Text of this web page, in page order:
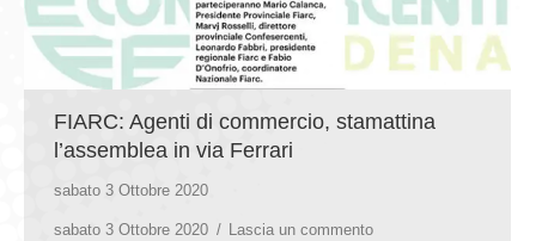
FIARC: Agenti di commercio, stamattina
l’assemblea in via Ferrari
sabato 3 Ottobre 2020
sabato 3 Ottobre 2020
Lascia un commento